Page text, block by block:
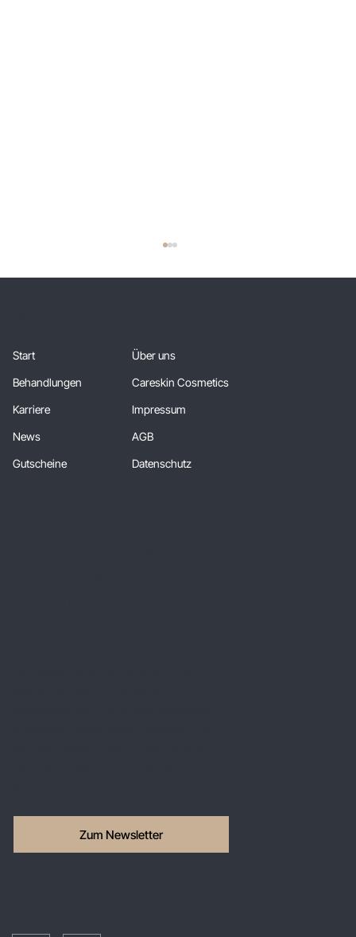
Juli und August 2026:
Start
Behandlungen
Karriere
News
Gutscheine
Über uns
Careskin Cosmetics
Impressum
AGB
Datenschutz
Zum Newsletter